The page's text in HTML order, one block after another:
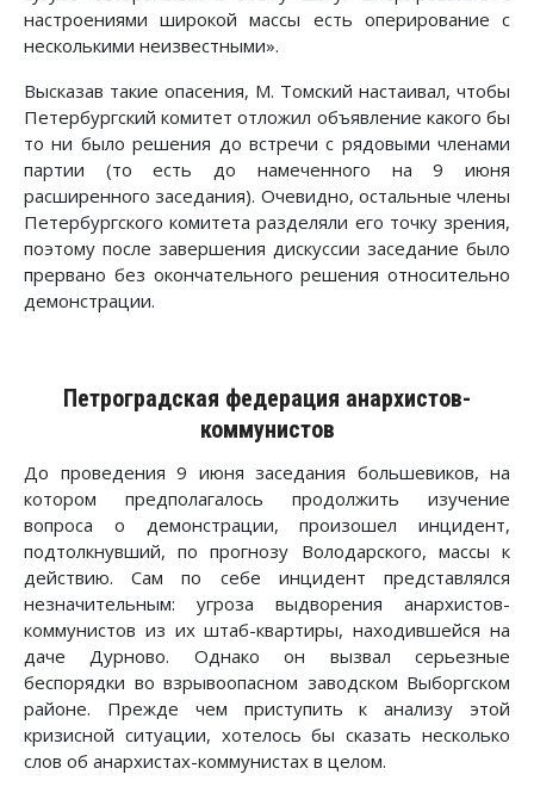
настроениями широкой массы есть оперирование с
несколькими неизвестными».
Высказав такие опасения, М. Томский настаивал, чтобы
Петербургский комитет отложил объявление какого бы
то ни было решения до встречи с рядовыми членами
партии (то есть до намеченного на 9 июня
расширенного заседания). Очевидно, остальные члены
Петербургского комитета разделяли его точку зрения,
поэтому после завершения дискуссии заседание было
прервано без окончательного решения относительно
демонстрации.
Петроградская федерация анархистов-
коммунистов
До проведения 9 июня заседания большевиков, на
котором предполагалось продолжить изучение
вопроса о демонстрации, произошел инцидент,
подтолкнувший, по прогнозу Володарского, массы к
действию. Сам по себе инцидент представлялся
незначительным: угроза выдворения анархистов-
коммунистов из их штаб-квартиры, находившейся на
даче Дурново. Однако он вызвал серьезные
беспорядки во взрывоопасном заводском Выборгском
районе. Прежде чем приступить к анализу этой
кризисной ситуации, хотелось бы сказать несколько
слов об анархистах-коммунистах в целом.